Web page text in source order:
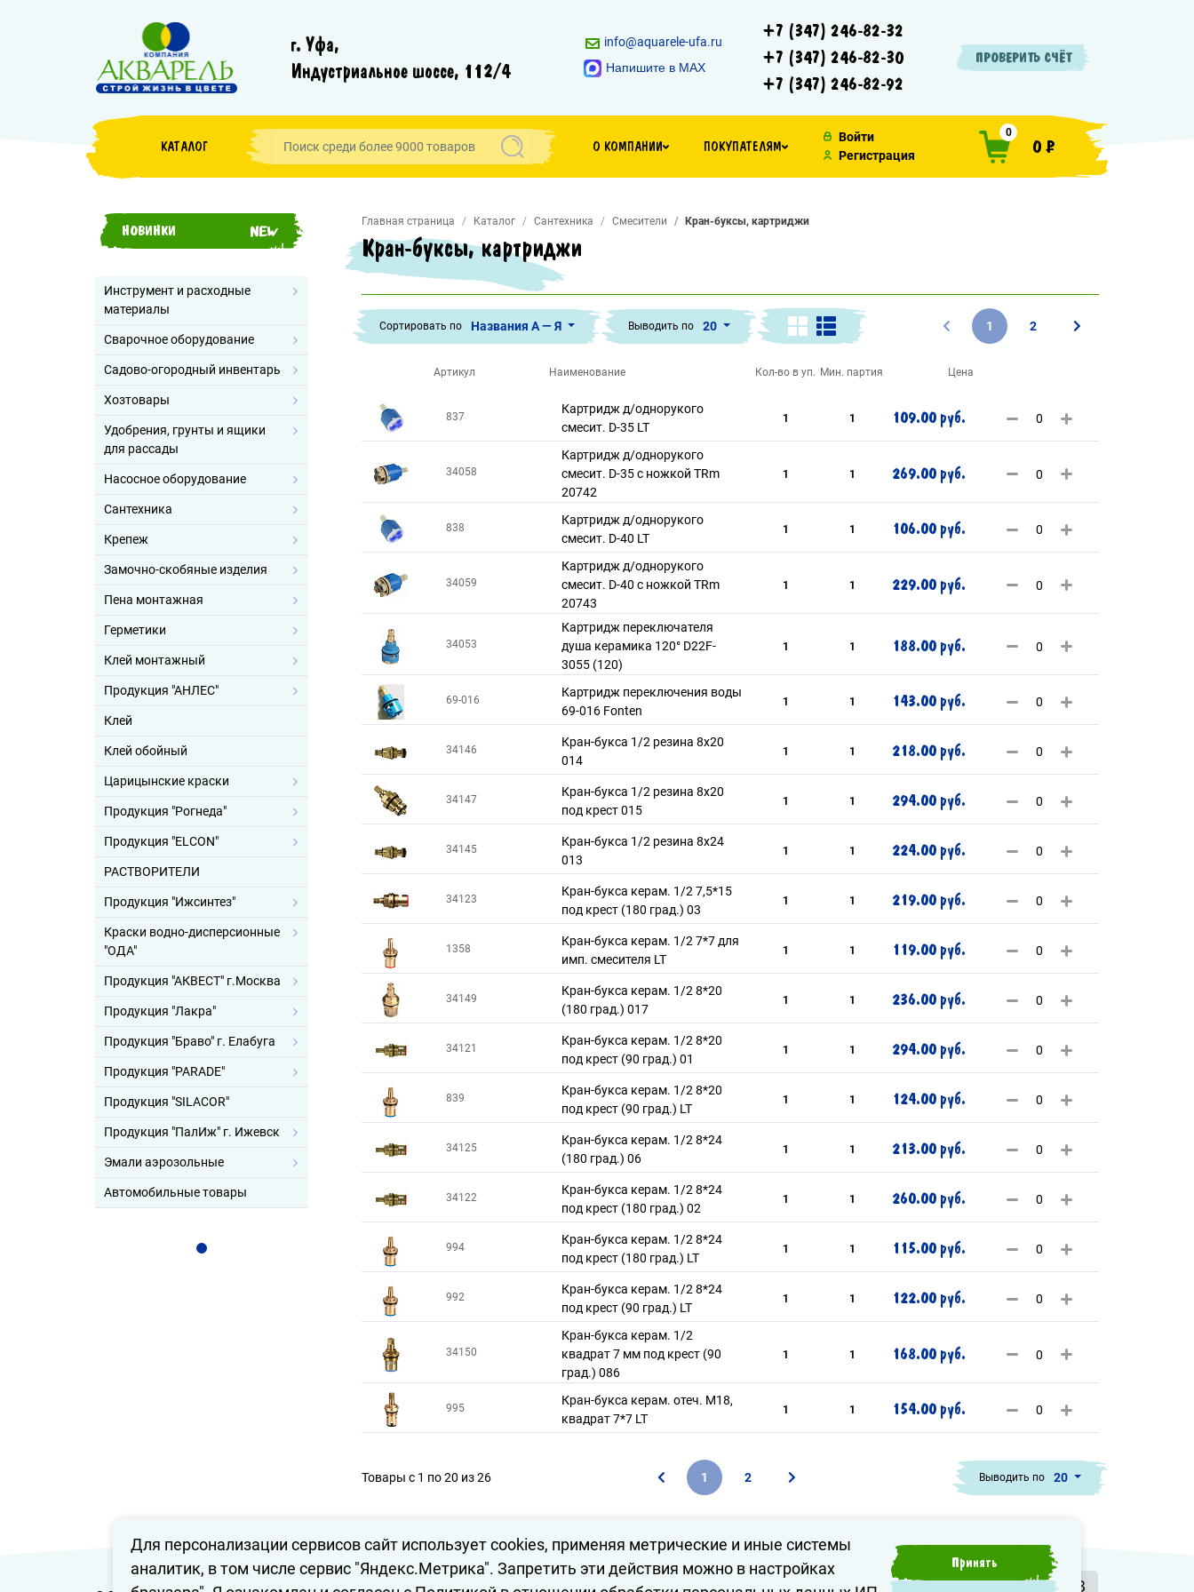
Для персонализации сервисов сайт использует cookies, применяя метрические и иные системы
аналитик, в том числе сервис "Яндекс.Метрика". Запретить эти действия можно в настройках
Принять
г. Уфа,
Индустриальное шоссе, 112/4
info@aquarele-ufa.ru
Напишите в MAX
+7 (347) 246-82-32
+7 (347) 246-82-30
+7 (347) 246-82-92
ПРОВЕРИТЬ СЧЁТ
КАТАЛОГ О КОМПАНИИ ПОКУПАТЕЛЯМ
Войти
Регистрация
0
0 ₽
НОВИНКИ
Инструмент и расходные
материалы
Сварочное оборудование
Садово-огородный инвентарь
Хозтовары
Удобрения, грунты и ящики
для рассады
Насосное оборудование
Сантехника
Крепеж
Замочно-скобяные изделия
Пена монтажная
Герметики
Клей монтажный
Продукция "АНЛЕС"
Клей
Клей обойный
Царицынские краски
Продукция "Рогнеда"
Продукция "ELCON"
РАСТВОРИТЕЛИ
Продукция "Ижсинтез"
Краски водно-дисперсионные
"ОДА"
Продукция "АКВЕСТ" г.Москва
Продукция "Лакра"
Продукция "Браво" г. Елабуга
Продукция "PARADE"
Продукция "SILACOR"
Продукция "ПалИж" г. Ижевск
Эмали аэрозольные
Автомобильные товары
Главная страница Каталог Сантехника Смесители Кран-буксы, картриджи
Кран-буксы, картриджи
Cортировать по Названия А — Я Выводить по 20 1 2
Артикул Наименование Кол-во в уп. Мин. партия Цена
837
Картридж д/однорукого
смесит. D-35 LT
1 1 109.00 руб.
34058
Картридж д/однорукого
смесит. D-35 с ножкой TRm
20742
1 1 269.00 руб.
838
Картридж д/однорукого
смесит. D-40 LT
1 1 106.00 руб.
34059
Картридж д/однорукого
смесит. D-40 с ножкой TRm
20743
1 1 229.00 руб.
34053
Картридж переключателя
душа керамика 120° D22F-
3055 (120)
1 1 188.00 руб.
69-016
Картридж переключения воды
69-016 Fonten
1 1 143.00 руб.
34146
Кран-букса 1/2 резина 8х20
014
1 1 218.00 руб.
34147
Кран-букса 1/2 резина 8х20
под крест 015
1 1 294.00 руб.
34145
Кран-букса 1/2 резина 8х24
013
1 1 224.00 руб.
34123
Кран-букса керам. 1/2 7,5*15
под крест (180 град.) 03
1 1 219.00 руб.
1358
Кран-букса керам. 1/2 7*7 для
имп. смесителя LT
1 1 119.00 руб.
34149
Кран-букса керам. 1/2 8*20
(180 град.) 017
1 1 236.00 руб.
34121
Кран-букса керам. 1/2 8*20
под крест (90 град.) 01
1 1 294.00 руб.
839
Кран-букса керам. 1/2 8*20
под крест (90 град.) LT
1 1 124.00 руб.
34125
Кран-букса керам. 1/2 8*24
(180 град.) 06
1 1 213.00 руб.
34122
Кран-букса керам. 1/2 8*24
под крест (180 град.) 02
1 1 260.00 руб.
994
Кран-букса керам. 1/2 8*24
под крест (180 град.) LT
1 1 115.00 руб.
992
Кран-букса керам. 1/2 8*24
под крест (90 град.) LT
1 1 122.00 руб.
34150
Кран-букса керам. 1/2
квадрат 7 мм под крест (90
град.) 086
1 1 168.00 руб.
995
Кран-букса керам. отеч. М18,
квадрат 7*7 LT
1 1 154.00 руб.
Товары с 1 по 20 из 26 1 2 Выводить по 20